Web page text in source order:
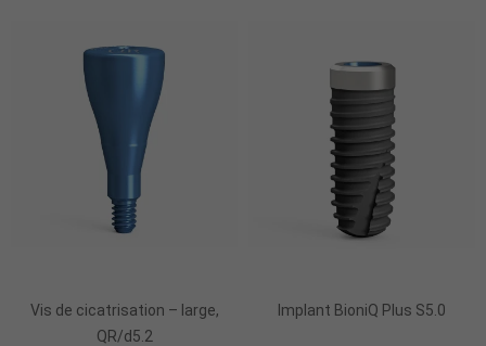
Vis de cicatrisation – large,
QR/d5.2
Implant BioniQ Plus S5.0